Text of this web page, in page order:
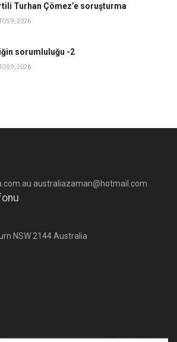
Turhan Çömez’e soruşturma
9, 2026
sorumluluğu -2
9, 2026
australiazaman@hotmail.com
NSW 2144 Australia